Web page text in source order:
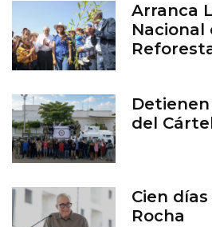
Arranca
Nacional
del
Cien
Rocha